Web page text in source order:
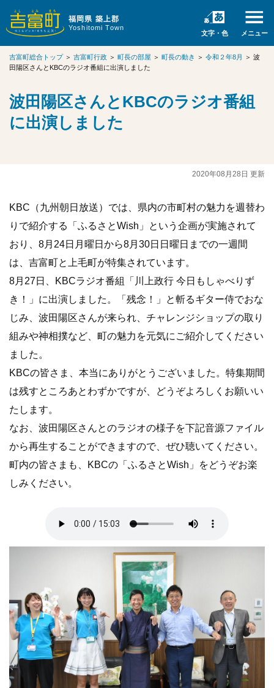
福岡県 築上郡
Yoshitomi Town
文字・色 メニュー
吉富町総合トップ＞ 吉富町行政 ＞ 町長の部屋 ＞ 町長の動き ＞ 令和２年8月 ＞ 波
田陽区さんとKBCのラジオ番組に出演しました
波田陽区さんとKBCのラジオ番組
に出演しました
2020年08月28日 更新
KBC（九州朝日放送）では、県内の市町村の魅力を週替わ
りで紹介する「ふるさとWish」という企画が実施されて
おり、8月24日月曜日から8月30日日曜日までの一週間
は、吉富町と上毛町が特集されています。
8月27日、KBCラジオ番組「川上政行 今日もしゃべりず
き！」に出演しました。「残念！」と斬るギター侍でおな
じみ、波田陽区さんが来られ、チャレンジショップの取り
組みや神相撲など、町の魅力を元気にご紹介してください
ました。
KBCの皆さま、本当にありがとうございました。特集期間
は残すところあとわずかですが、どうぞよろしくお願いい
たします。
なお、波田陽区さんとのラジオの様子を下記音源ファイル
から再生することができますので、ぜひ聴いてください。
町内の皆さまも、KBCの「ふるさとWish」をどうぞお楽
しみください。